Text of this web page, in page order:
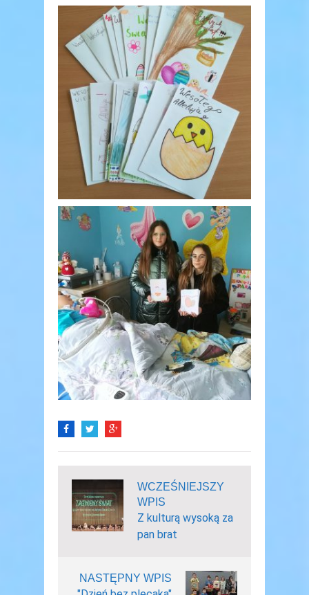
WCZEŚNIEJSZY
WPIS
Z kulturą wysoką za
pan brat
NASTĘPNY WPIS